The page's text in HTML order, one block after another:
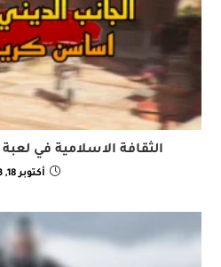
الثقافة الاسلامية في
أكتوبر 18, 2023